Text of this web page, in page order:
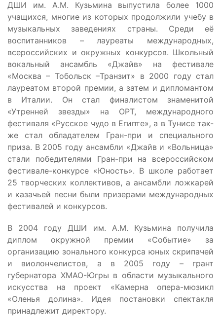
ДШИ им. А.М. Кузьмина выпустила более 1000
учащихся, многие из которых продолжили учебу в
музыкальных заведениях страны. Среди её
воспитанников – лауреаты международных,
всероссийских и окружных конкурсов. Школьный
вокальный ансамбль «Джайв» на фестивале
«Москва – Тобольск –Транзит» в 2000 году стал
лауреатом второй премии, а затем и дипломантом
в Италии. Он стал финалистом знаменитой
«Утренней звезды» на ОРТ, международного
фестиваля «Русское чудо в Египте», а в Тунисе так-
же стал обладателем Гран-при и специального
приза. В 2005 году ансамбли «Джайв и «Вольница»
стали победителями Гран-при на всероссийском
фестивале-конкурсе «Юность». В школе работает
25 творческих коллективов, а ансамбли ложкарей
и казачьей песни были призерами международных
фестивалей и конкурсов.
В 2004 году ДШИ им. А.М. Кузьмина получила
диплом окружной премии «Событие» за
организацию зонального конкурса юных скрипачей
и виолончелистов, а в 2005 году – грант
губернатора ХМАО-Югры в области музыкального
искусства на проект «Камерна опера-мюзикл
«Оленья долина». Идея постановки спектакля
принадлежит директору.